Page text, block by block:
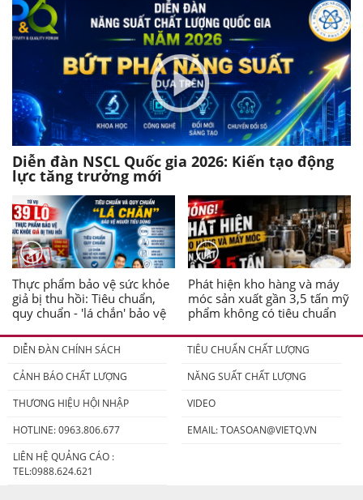
Diễn đàn NSCL Quốc gia 2026: Kiến tạo động
lực tăng trưởng mới
Thực phẩm bảo vệ sức khỏe
giả bị thu hồi: Tiêu chuẩn,
quy chuẩn - 'lá chắn' bảo vệ
Phát hiện kho hàng và máy
móc sản xuất gần 3,5 tấn mỹ
phẩm không có tiêu chuẩn
DIỄN ĐÀN CHÍNH SÁCH
TIÊU CHUẨN CHẤT LƯỢNG
CẢNH BÁO CHẤT LƯỢNG
NĂNG SUẤT CHẤT LƯỢNG
THƯƠNG HIỆU HỘI NHẬP
VIDEO
HOTLINE: 0963.806.677
EMAIL:TOASOAN@VIETQ.VN
LIÊN HỆ QUẢNG CÁO :
TEL:0988.624.621